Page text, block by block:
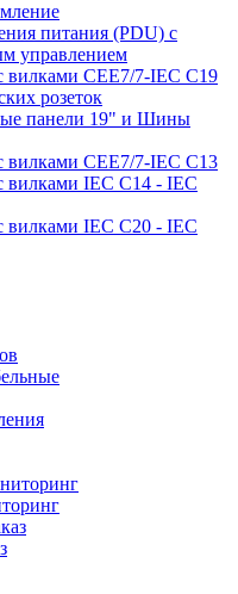
питания (PDU) с
управлением
вилками CEE7/7-IEC C19
розеток
панели 19" и Шины
вилками CEE7/7-IEC C13
вилками IEC C14 - IEC
вилками IEC C20 - IEC